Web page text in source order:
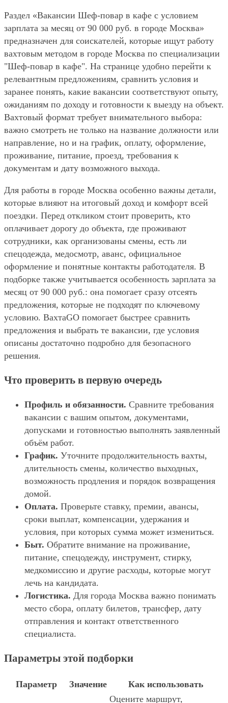
Раздел «Вакансии Шеф-повар в кафе с условием
зарплата за месяц от 90 000 руб. в городе Москва»
предназначен для соискателей, которые ищут работу
вахтовым методом в городе Москва по специализации
"Шеф-повар в кафе". На странице удобно перейти к
релевантным предложениям, сравнить условия и
заранее понять, какие вакансии соответствуют опыту,
ожиданиям по доходу и готовности к выезду на объект.
Вахтовый формат требует внимательного выбора:
важно смотреть не только на название должности или
направление, но и на график, оплату, оформление,
проживание, питание, проезд, требования к
документам и дату возможного выхода.
Для работы в городе Москва особенно важны детали,
которые влияют на итоговый доход и комфорт всей
поездки. Перед откликом стоит проверить, кто
оплачивает дорогу до объекта, где проживают
сотрудники, как организованы смены, есть ли
спецодежда, медосмотр, аванс, официальное
оформление и понятные контакты работодателя. В
подборке также учитывается особенность зарплата за
месяц от 90 000 руб.: она помогает сразу отсеять
предложения, которые не подходят по ключевому
условию. ВахтаGO помогает быстрее сравнить
предложения и выбрать те вакансии, где условия
описаны достаточно подробно для безопасного
решения.
Что проверить в первую очередь
Профиль и обязанности. Сравните требования
вакансии с вашим опытом, документами,
допусками и готовностью выполнять заявленный
объём работ.
График. Уточните продолжительность вахты,
длительность смены, количество выходных,
возможность продления и порядок возвращения
домой.
Оплата. Проверьте ставку, премии, авансы,
сроки выплат, компенсации, удержания и
условия, при которых сумма может измениться.
Быт. Обратите внимание на проживание,
питание, спецодежду, инструмент, стирку,
медкомиссию и другие расходы, которые могут
лечь на кандидата.
Логистика. Для города Москва важно понимать
место сбора, оплату билетов, трансфер, дату
отправления и контакт ответственного
специалиста.
Параметры этой подборки
Параметр Значение Как использовать
Оцените маршрут,